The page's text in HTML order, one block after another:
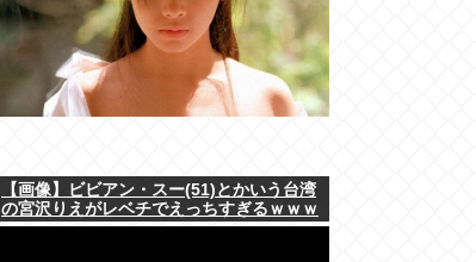
【画像】ビビアン・スー(51)とかいう台湾
の宮沢りえがレベチでえっちすぎるｗｗｗ